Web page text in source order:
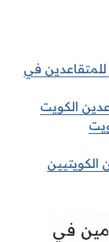
في
الكويت
الكويتيين
في